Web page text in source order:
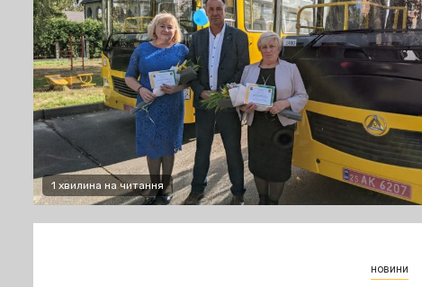
1 хвилина на читання
новини